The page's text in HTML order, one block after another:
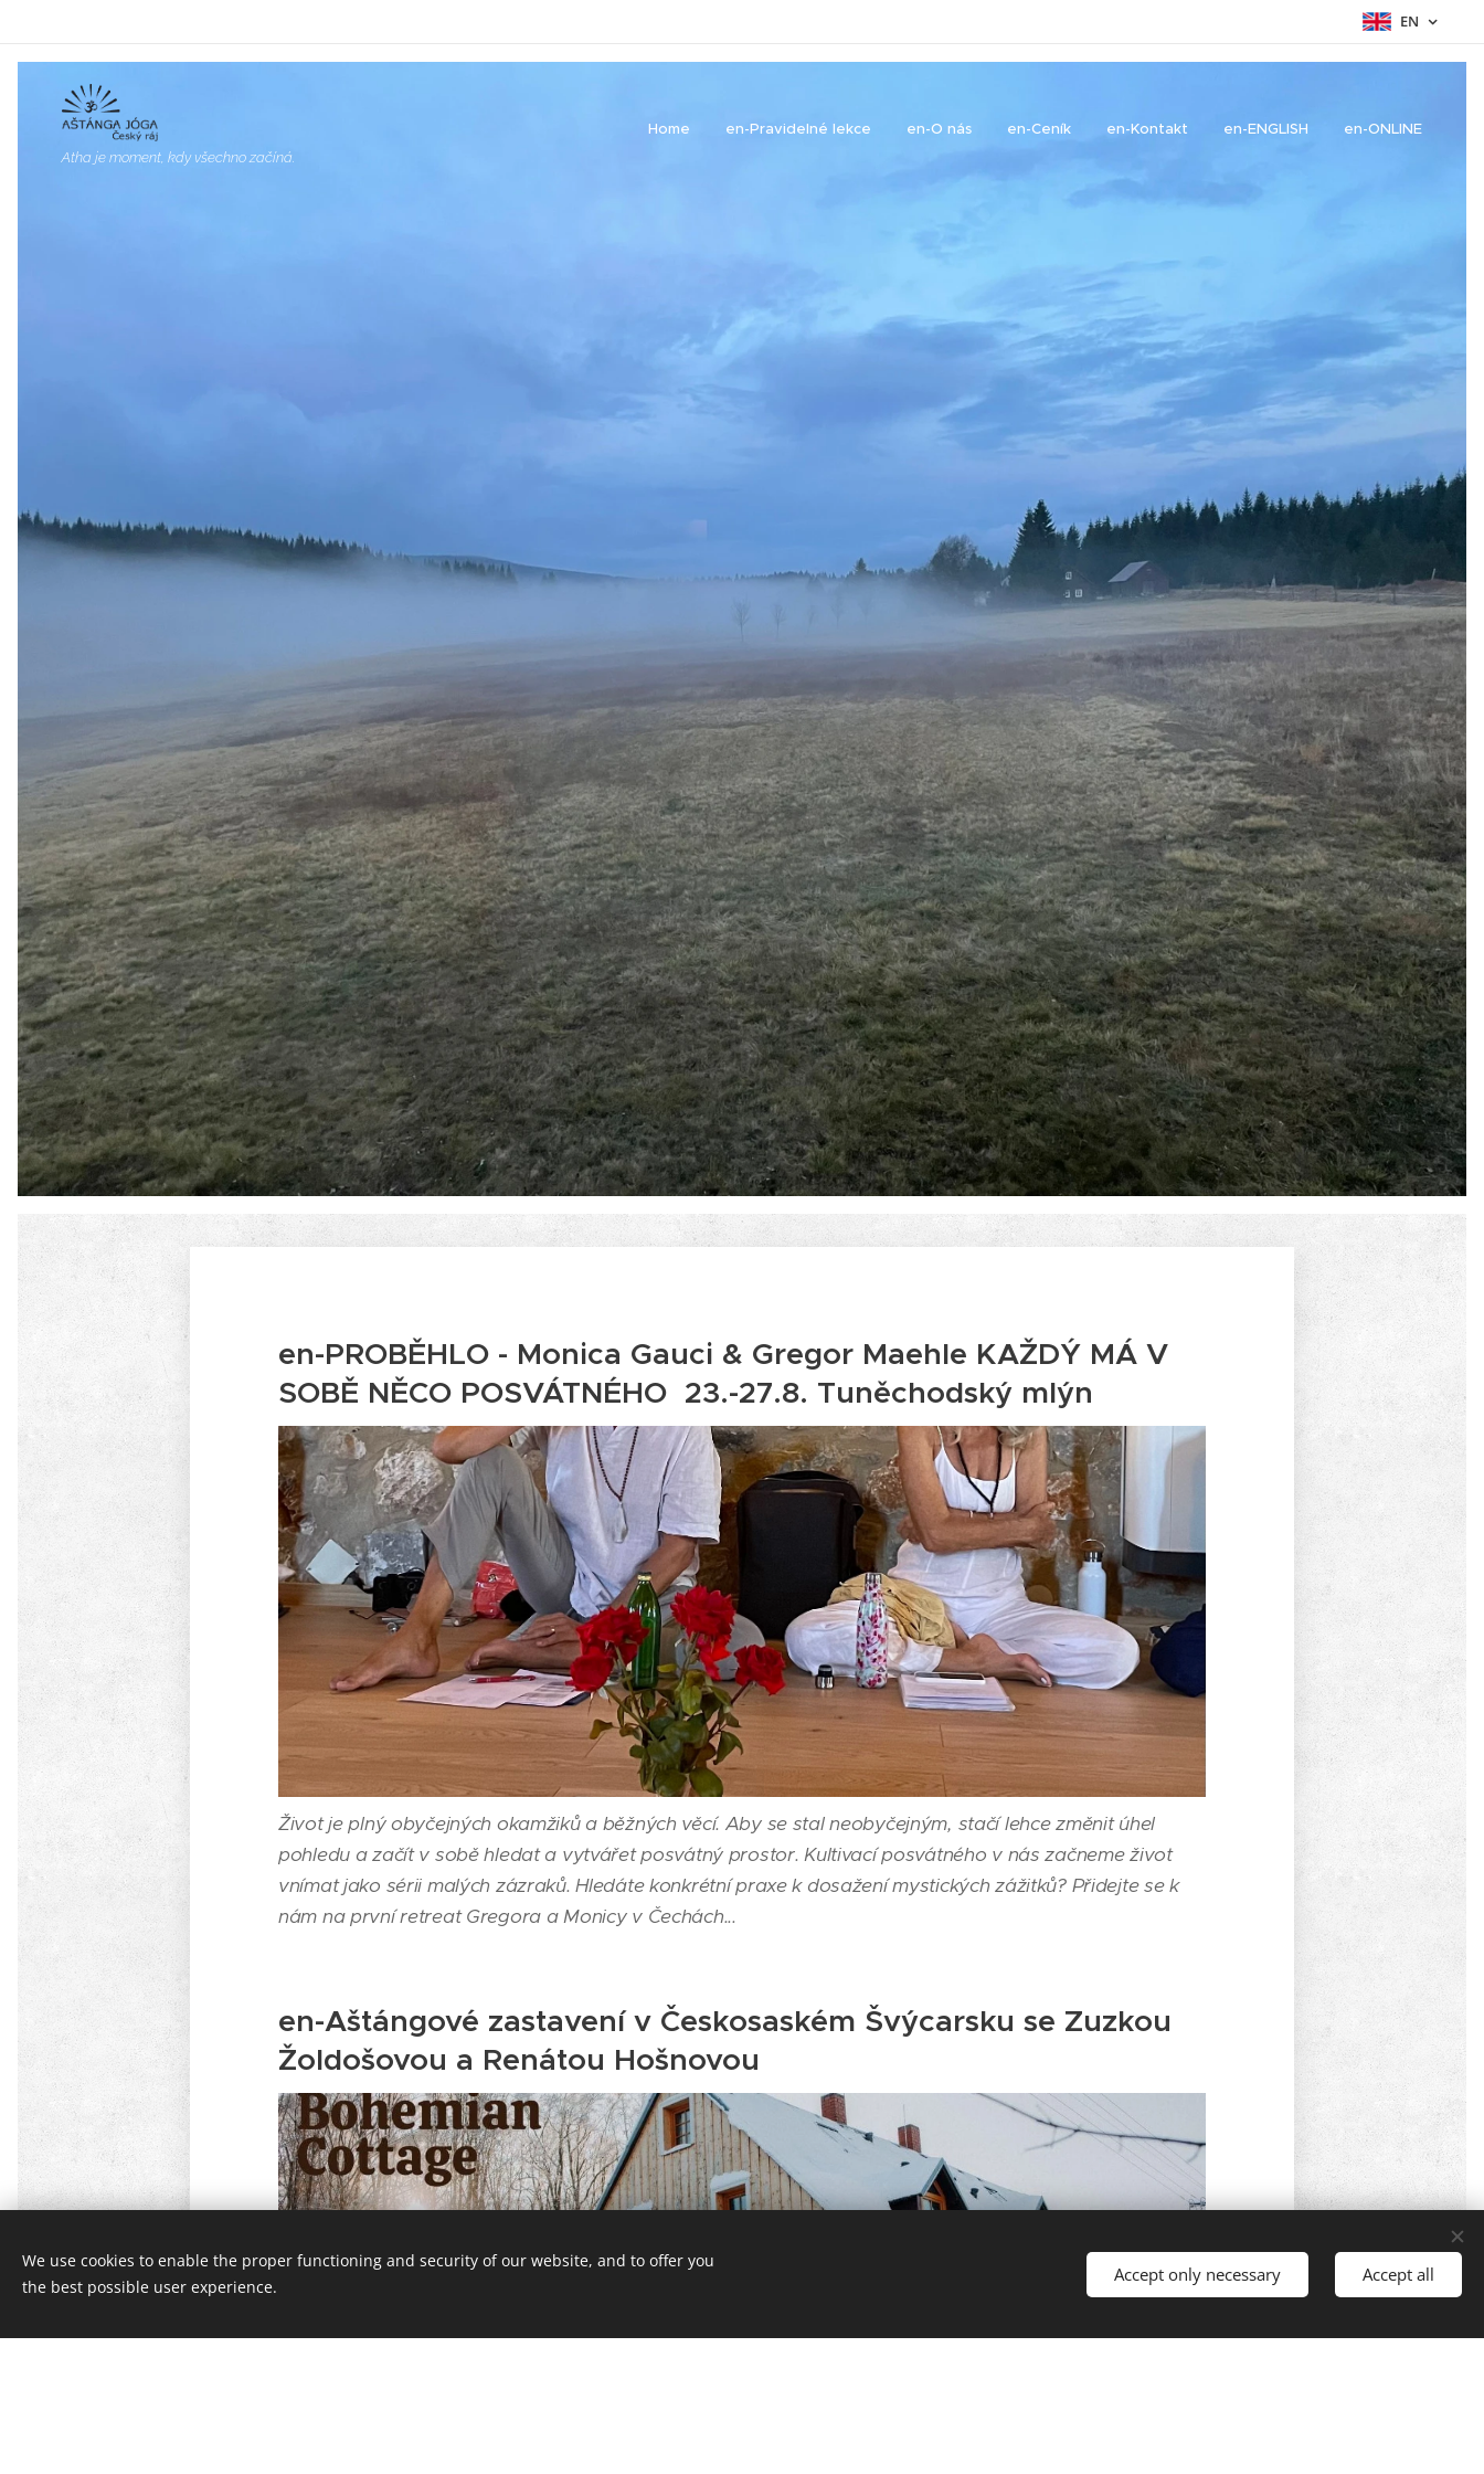
EN
Atha je moment, kdy všechno začíná.
Home en-Pravidelné lekce en-O nás en-Ceník en-Kontakt en-ENGLISH en-ONLINE
en-PROBĚHLO - Monica Gauci & Gregor Maehle KAŽDÝ MÁ V
SOBĚ NĚCO POSVÁTNÉHO 23.-27.8. Tuněchodský mlýn
Život je plný obyčejných okamžiků a běžných věcí. Aby se stal neobyčejným, stačí lehce změnit úhel
pohledu a začít v sobě hledat a vytvářet posvátný prostor. Kultivací posvátného v nás začneme život
vnímat jako sérii malých zázraků. Hledáte konkrétní praxe k dosažení mystických zážitků? Přidejte se k
nám na první retreat Gregora a Monicy v Čechách...
en-Aštángové zastavení v Českosaském Švýcarsku se Zuzkou
Žoldošovou a Renátou Hošnovou
We use cookies to enable the proper functioning and security of our website, and to offer you
the best possible user experience.
Accept only necessary Accept all